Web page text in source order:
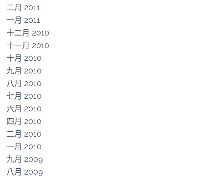
二月 2011
一月 2011
十二月 2010
十一月 2010
十月 2010
九月 2010
八月 2010
七月 2010
六月 2010
四月 2010
二月 2010
一月 2010
九月 2009
八月 2009